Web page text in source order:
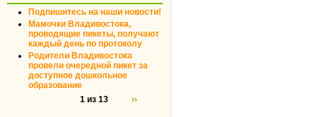
Подпишитесь на наши новости!
Мамочки Владивостока,
проводящие пикеты, получают
каждый день по протоколу
Родители Владивостока
провели очередной пикет за
доступное дошкольное
образование
1 из 13
››